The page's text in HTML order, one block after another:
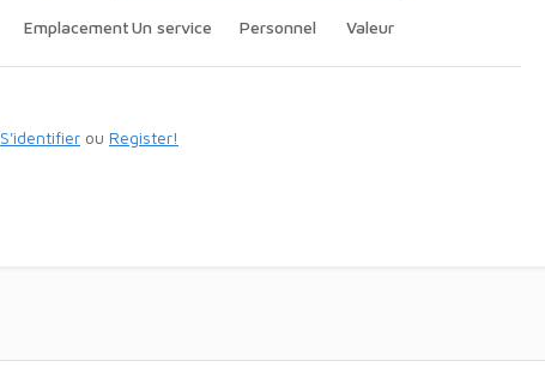
EmplacementUn service Personnel Valeur
S'identifier ou Register!